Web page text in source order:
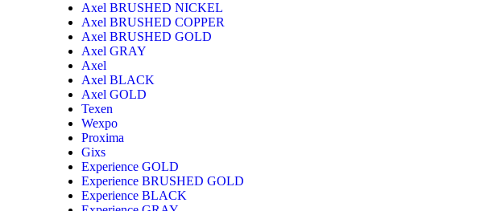
Axel BRUSHED NICKEL
Axel BRUSHED COPPER
Axel BRUSHED GOLD
Axel GRAY
Axel
Axel BLACK
Axel GOLD
Texen
Wexpo
Proxima
Gixs
Experience GOLD
Experience BRUSHED GOLD
Experience BLACK